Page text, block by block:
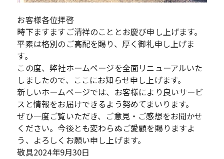
お客様各位拝啓
時下ますますご清祥のこととお慶び申し上げます。
平素は格別のご高配を賜り、厚く御礼申し上げま
す。
この度、弊社ホームページを全面リニューアルいた
しましたので、ここにお知らせ申し上げます。
新しいホームページでは、お客様により良いサービ
スと情報をお届けできるよう努めてまいります。
ぜひ一度ご覧いただき、ご意見・ご感想をお聞かせ
ください。今後とも変わらぬご愛顧を賜りますよ
う、よろしくお願い申し上げます。
敬具2024年9月30日